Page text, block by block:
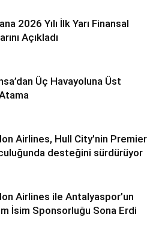
2026 Yılı İlk Yarı Finansal
Açıkladı
Üç Havayoluna Üst
Airlines, Hull City’nin Premier
desteğini sürdürüyor
Airlines ile Antalyaspor’un
İsim Sponsorluğu Sona Erdi